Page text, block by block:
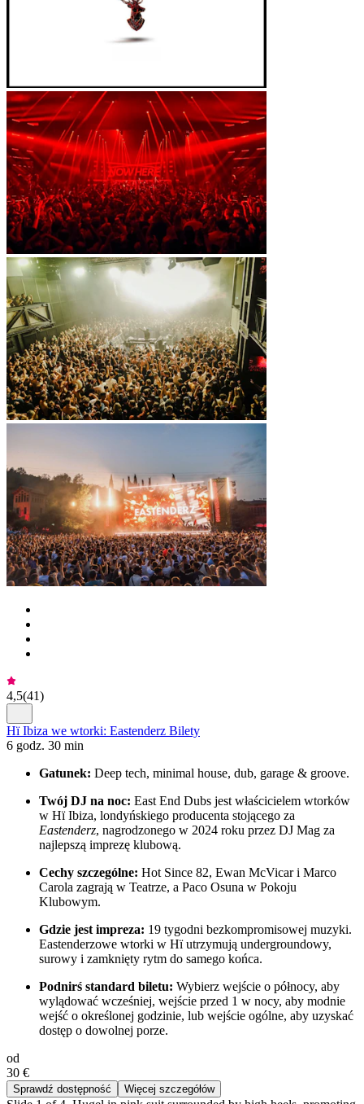
4,5(41)
Hï Ibiza we wtorki: Eastenderz Bilety
6 godz. 30 min
Gatunek: Deep tech, minimal house, dub, garage & groove.
Twój DJ na noc: East End Dubs jest właścicielem wtorków
w Hï Ibiza, londyńskiego producenta stojącego za
Eastenderz, nagrodzonego w 2024 roku przez DJ Mag za
najlepszą imprezę klubową.
Cechy szczególne: Hot Since 82, Ewan McVicar i Marco
Carola zagrają w Teatrze, a Paco Osuna w Pokoju
Klubowym.
Gdzie jest impreza: 19 tygodni bezkompromisowej muzyki.
Eastenderzowe wtorki w Hï utrzymują undergroundowy,
surowy i zamknięty rytm do samego końca.
Podnirś standard biletu: Wybierz wejście o północy, aby
wylądować wcześniej, wejście przed 1 w nocy, aby modnie
wejść o określonej godzinie, lub wejście ogólne, aby uzyskać
dostęp o dowolnej porze.
od
30 €
Sprawdź dostępność Więcej szczegółów